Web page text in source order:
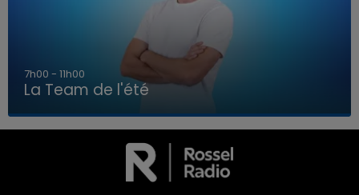
LA TEAM DE L'ÉTÉ
7h00 - 11h00
La Team de l'été